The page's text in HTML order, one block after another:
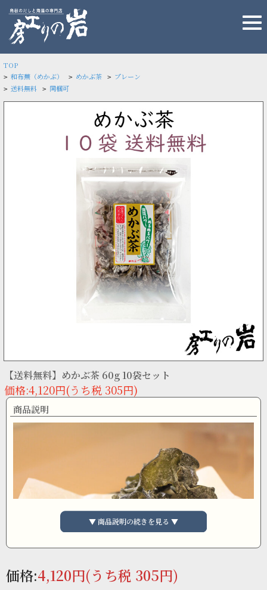
TOP
> 和布蕪（めかぶ） > めかぶ茶 > プレーン
> 送料無料 > 同梱可
【送料無料】めかぶ茶 60g 10袋セット
価格:4,120円(うち税 305円)
商品説明
▼ 商品説明の続きを見る ▼
価格:4,120円(うち税 305円)